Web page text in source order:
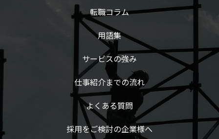
転職コラム
用語集
サービスの強み
仕事紹介までの流れ
よくある質問
採用をご検討の企業様へ